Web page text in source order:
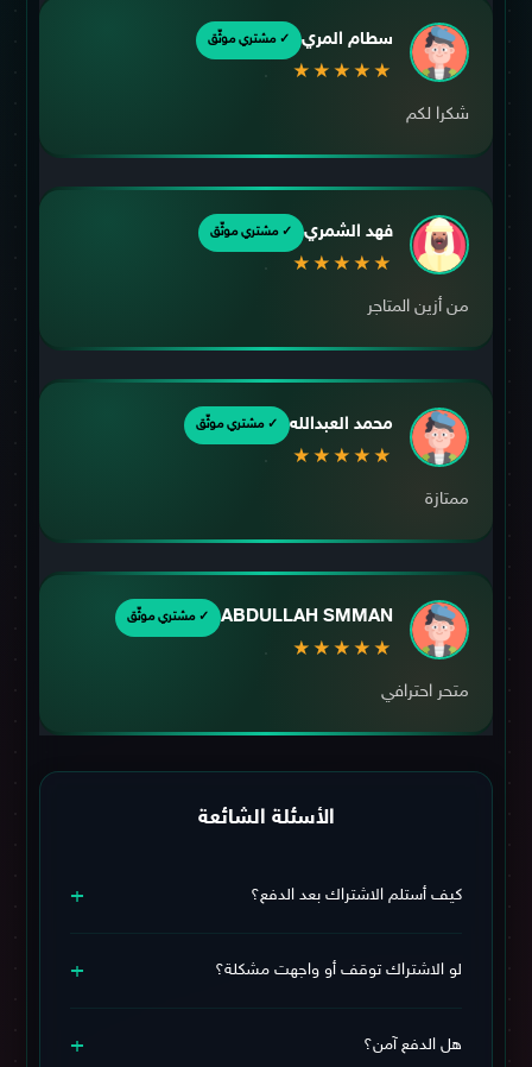
سطام المري ✓ مشتري موثّق
★★★★★
شكرا لكم
فهد الشمري ✓ مشتري موثّق
★★★★★
من أزين المتاجر
محمد العبدالله ✓ مشتري موثّق
★★★★★
ممتازة
ABDULLAH SMMAN ✓ مشتري موثّق
★★★★★
متحر احترافي
الأسئلة الشائعة
كيف أستلم الاشتراك بعد الدفع؟ +
عملية الدفع خلال وقت قصير.
لو الاشتراك توقف أو واجهت مشكلة؟ +
فني مستمر طوال فترة الاشتراك، فلا تقلق.
هل الدفع آمن؟ +